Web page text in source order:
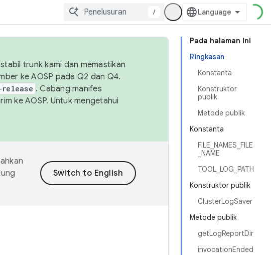
/
Pada halaman ini
Ringkasan
Konstanta
Konstruktor
publik
Metode publik
Konstanta
FILE_NAMES_FILE
_NAME
TOOL_LOG_PATH
Konstruktor publik
ClusterLogSaver
Metode publik
getLogReportDir
invocationEnded
trunk kami dan memastikan
ke AOSP pada Q2 dan Q4.
. Cabang manifes
ke AOSP. Untuk mengetahui